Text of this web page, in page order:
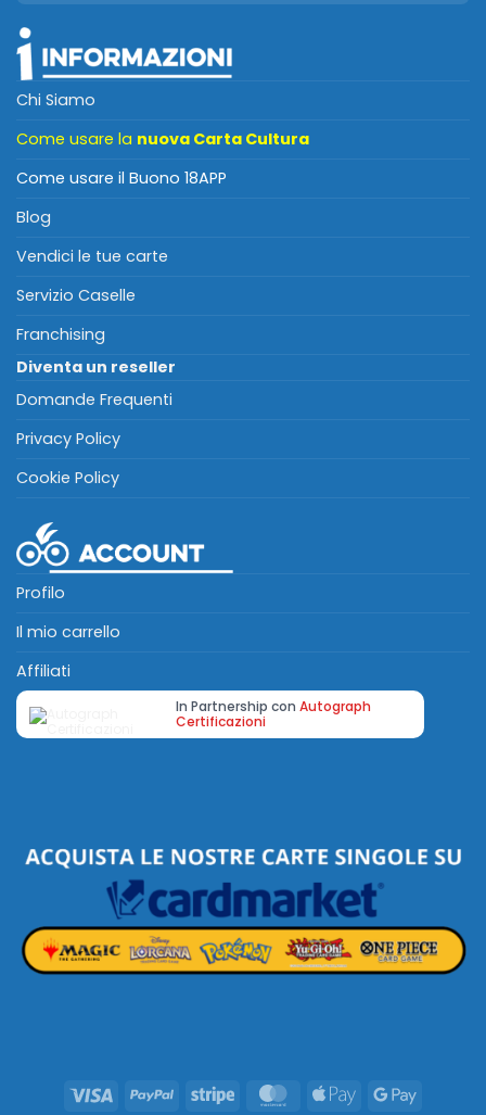
Chi Siamo
Come usare la nuova Carta Cultura
Come usare il Buono 18APP
Blog
Vendici le tue carte
Servizio Caselle
Franchising
Diventa un reseller
Domande Frequenti
Privacy Policy
Cookie Policy
Profilo
Il mio carrello
Affiliati
In Partnership con Autograph
Certificazioni
Visa PayPal Stripe MasterCard
Apple
Google